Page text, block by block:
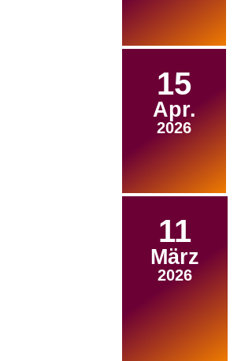
15
Apr.
2026
11
März
2026